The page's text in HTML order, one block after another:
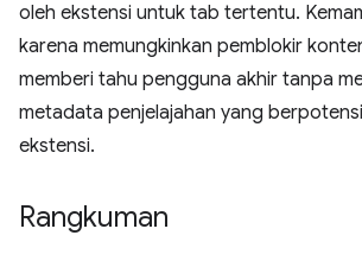
oleh ekstensi untuk tab tertentu.
karena memungkinkan pemblokir
memberi tahu pengguna akhir tanpa
metadata penjelajahan yang
ekstensi.
Rangkuman